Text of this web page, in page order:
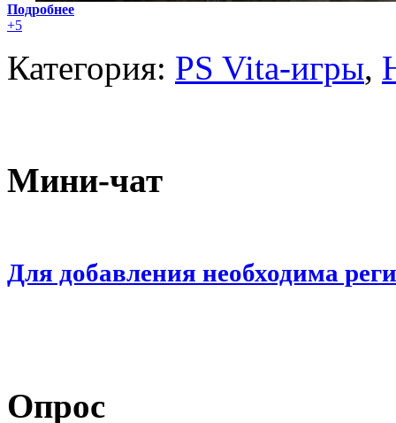
Подробнее
+5
Категория: PS Vita-игры,
Мини-чат
Для добавления необходима
Опрос